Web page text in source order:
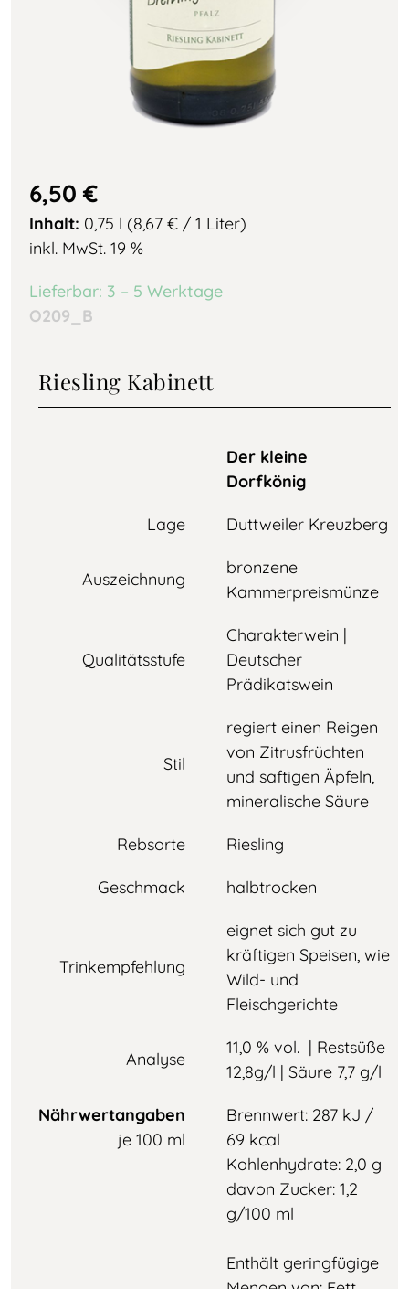
6,50 €
Inhalt: 0,75 l (8,67 € / 1 Liter)
inkl. MwSt. 19 %
Lieferbar: 3 – 5 Werktage
O209_B
Riesling Kabinett
Der kleine
Dorfkönig
Lage Duttweiler Kreuzberg
Auszeichnung
bronzene
Kammerpreismünze
Qualitätsstufe
Charakterwein |
Deutscher
Prädikatswein
Stil
regiert einen Reigen
von Zitrusfrüchten
und saftigen Äpfeln,
mineralische Säure
Rebsorte Riesling
Geschmack halbtrocken
Trinkempfehlung
eignet sich gut zu
kräftigen Speisen, wie
Wild- und
Fleischgerichte
Analyse
11,0 % vol. | Restsüße
12,8g/l | Säure 7,7 g/l
Nährwertangaben
je 100 ml
Brennwert: 287 kJ /
69 kcal
Kohlenhydrate: 2,0 g
davon Zucker: 1,2
g/100 ml
Enthält geringfügige